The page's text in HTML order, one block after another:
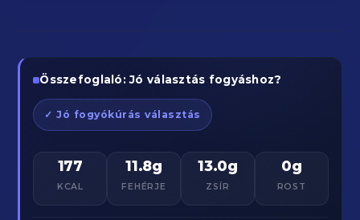
Összefoglaló: Jó választás fogyáshoz?
✓ Jó fogyókúrás választás
177
KCAL
11.8g
FEHÉRJE
13.0g
ZSÍR
0g
ROST